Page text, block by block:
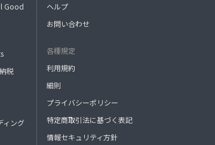
Good
税
ィング
ヘルプ
お問い合わせ
各種規定
利用規約
細則
プライバシーポリシー
特定商取引法に基づく表記
情報セキュリティ方針